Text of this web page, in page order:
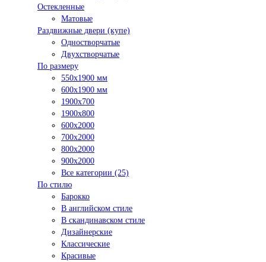
Остекленные
Матовые
Раздвижные двери (купе)
Одностворчатые
Двухстворчатые
По размеру
550x1900 мм
600x1900 мм
1900х700
1900х800
600x2000
700x2000
800x2000
900x2000
Все категории (25)
По стилю
Барокко
В английском стиле
В скандинавском стиле
Дизайнерские
Классические
Красивые